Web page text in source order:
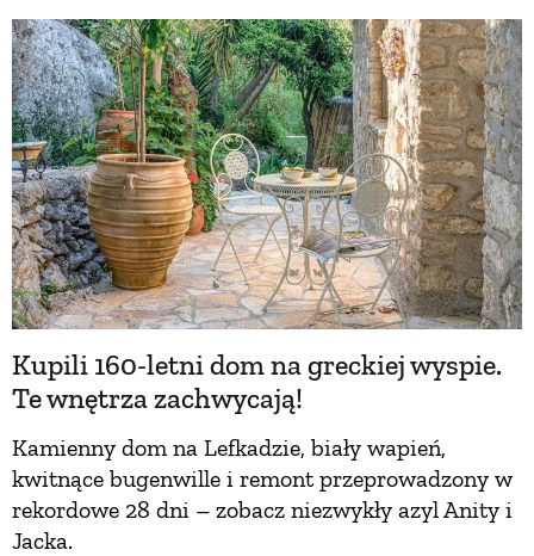
Kupili 160-letni dom na greckiej wyspie.
Te wnętrza zachwycają!
Kamienny dom na Lefkadzie, biały wapień,
kwitnące bugenwille i remont przeprowadzony w
rekordowe 28 dni – zobacz niezwykły azyl Anity i
Jacka.
BUDUJEMY DOM
OGRÓD
WARZYWA I OWOCE
ROŚLINY OGRODOWE
PORADY
ZIELEŃ W DOMU
PROJEKTOWANIE OGRODU